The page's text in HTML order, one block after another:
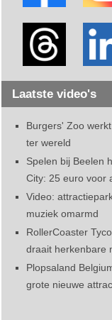
Laatste video's
Burgers' Zoo
ter wereld
Spelen bij Beelen
City: 25 euro voor
Video:
muziek omarmd
RollerCoaster
draait herkenbare
Plopsaland
grote nieuwe